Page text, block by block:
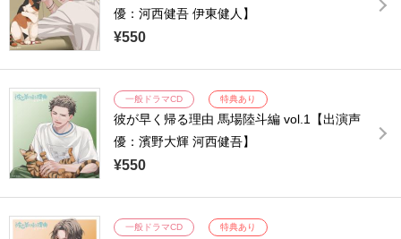
優：河西健吾 伊東健人】
¥550
一般ドラマCD 特典あり
彼が早く帰る理由 馬場陸斗編 vol.1【出演声
優：濱野大輝 河西健吾】
¥550
一般ドラマCD 特典あり